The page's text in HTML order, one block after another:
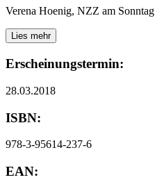
Verena Hoenig, NZZ am Sonntag
Lies mehr
Erscheinungstermin:
28.03.2018
ISBN:
978-3-95614-237-6
EAN: